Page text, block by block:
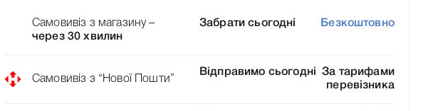
Самовивіз з магазину –
через 30 хвилин
Забрати сьогодні Безкоштовно
Самовивіз з “Нової Пошти”
Відправимо сьогодні
За тарифами
перевізника